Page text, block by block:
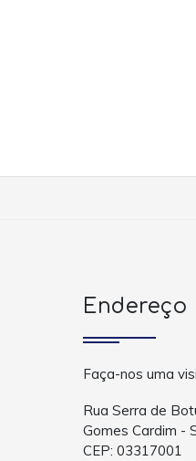
Endereço
Faça-nos uma
Rua Serra de
Gomes Cardim -
CEP: 03317001